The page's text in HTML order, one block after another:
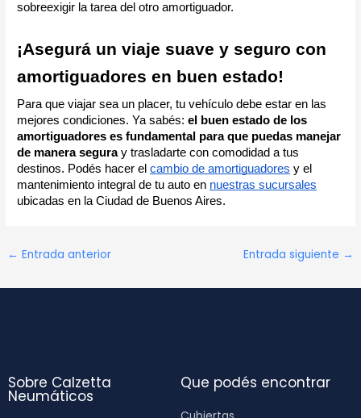
sobreexigir la tarea del otro amortiguador.
¡Asegurá un viaje suave y seguro con
amortiguadores en buen estado!
Para que viajar sea un placer, tu vehículo debe estar en las
mejores condiciones. Ya sabés:el buen estado de los
amortiguadores es fundamental para que puedas manejar
de manera seguray trasladarte con comodidad a tus
destinos. Podés hacer elcambio de amortiguadores y el
mantenimiento integral de tu auto en nuestras sucursales
ubicadas en la Ciudad de Buenos Aires.
← Entrada anterior Entrada siguiente →
Sobre Calzetta
Neumáticos
Que podés encontrar